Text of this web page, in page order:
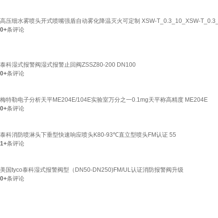
高压细水雾喷头开式喷嘴强盾自动雾化降温灭火可定制 XSW-T_0.3_10_XSW-
0+条评论
泰科湿式报警阀湿式报警止回阀ZSSZ80-200 DN100
0+条评论
梅特勒电子分析天平ME204E/104E实验室万分之一0.1mg天平称高精度 ME204E
0+条评论
泰科消防喷淋头下垂型快速响应喷头K80-93℃直立型喷头FM认证 55
1+条评论
美国tyco泰科湿式报警阀型（DN50-DN250)FM/UL认证消防报警阀升级
0+条评论